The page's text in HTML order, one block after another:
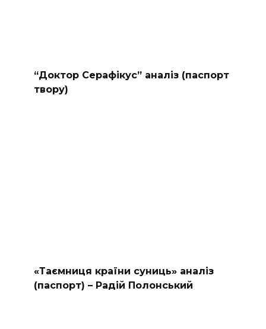
“Доктор Серафікус” аналіз (паспорт
твору)
«Таємниця країни суниць» аналіз
(паспорт) – Радій Полонський